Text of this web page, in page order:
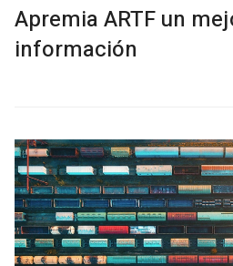
Apremia ARTF un
información